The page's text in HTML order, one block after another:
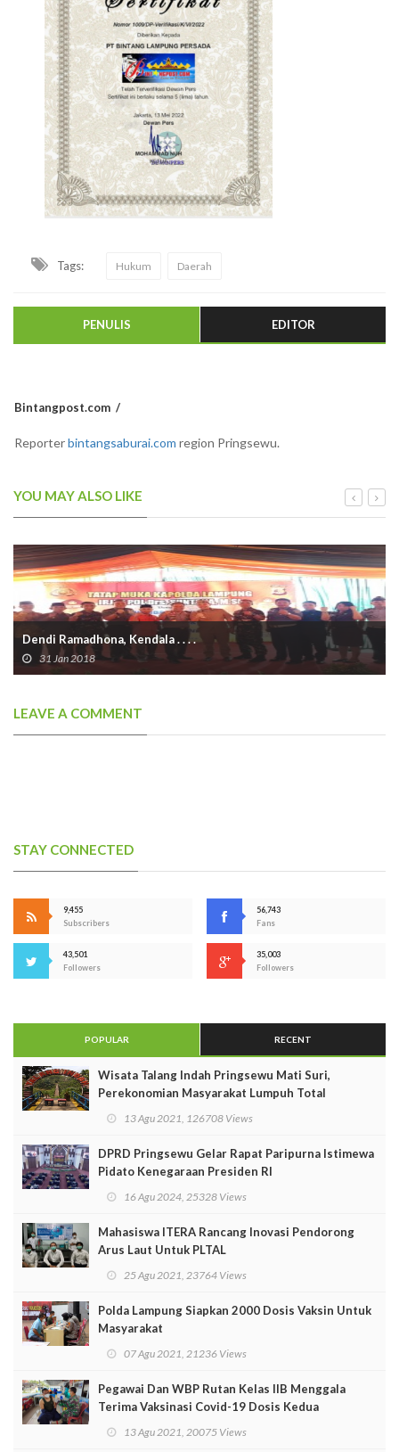
Tags: Hukum Daerah
PENULIS EDITOR
Bintangpost.com
Reporterbintangsaburai.com region Pringsewu.
YOU MAY ALSO LIKE
Dendi Ramadhona, Kendala . . . .
31 Jan 2018
LEAVE A COMMENT
STAY CONNECTED
9,455
Subscribers
56,743
Fans
43,501
Followers
35,003
Followers
POPULAR RECENT
Wisata Talang Indah Pringsewu Mati Suri,
Perekonomian Masyarakat Lumpuh Total
13 Agu 2021, 126708 Views
DPRD Pringsewu Gelar Rapat Paripurna Istimewa
Pidato Kenegaraan Presiden RI
16 Agu 2024, 25328 Views
Mahasiswa ITERA Rancang Inovasi Pendorong
Arus Laut Untuk PLTAL
25 Agu 2021, 23764 Views
Polda Lampung Siapkan 2000 Dosis Vaksin Untuk
Masyarakat
07 Agu 2021, 21236 Views
Pegawai Dan WBP Rutan Kelas IIB Menggala
Terima Vaksinasi Covid-19 Dosis Kedua
13 Agu 2021, 20075 Views